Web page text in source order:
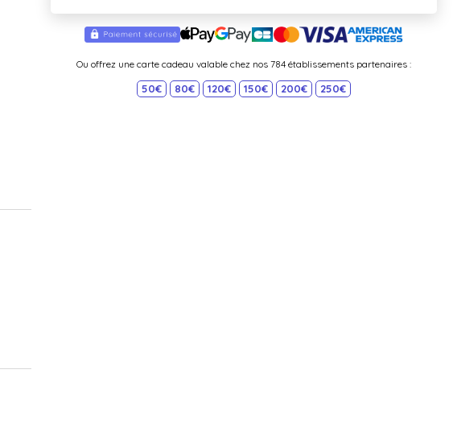
Ou offrez une carte cadeau valable chez nos 784 établissements partenaires :
50€ 80€ 120€ 150€ 200€ 250€